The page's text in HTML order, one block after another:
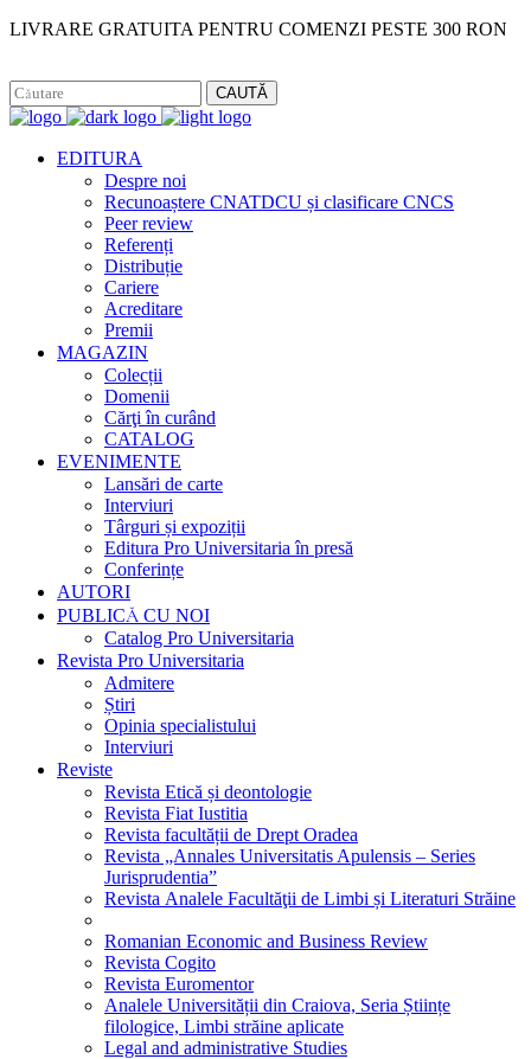
LIVRARE GRATUITA PENTRU COMENZI PESTE 300 RON
CAUTĂ
EDITURA
Despre noi
Recunoaștere CNATDCU și clasificare CNCS
Peer review
Referenți
Distribuție
Cariere
Acreditare
Premii
MAGAZIN
Colecții
Domenii
Cărţi în curând
CATALOG
EVENIMENTE
Lansări de carte
Interviuri
Târguri și expoziții
Editura Pro Universitaria în presă
Conferințe
AUTORI
PUBLICĂ CU NOI
Catalog Pro Universitaria
Revista Pro Universitaria
Admitere
Știri
Opinia specialistului
Interviuri
Reviste
Revista Etică și deontologie
Revista Fiat Iustitia
Revista facultății de Drept Oradea
Revista „Annales Universitatis Apulensis – Series
Jurisprudentia”
Revista Analele Facultăţii de Limbi și Literaturi Străine
Romanian Economic and Business Review
Revista Cogito
Revista Euromentor
Analele Universității din Craiova, Seria Științe
filologice, Limbi străine aplicate
Legal and administrative Studies